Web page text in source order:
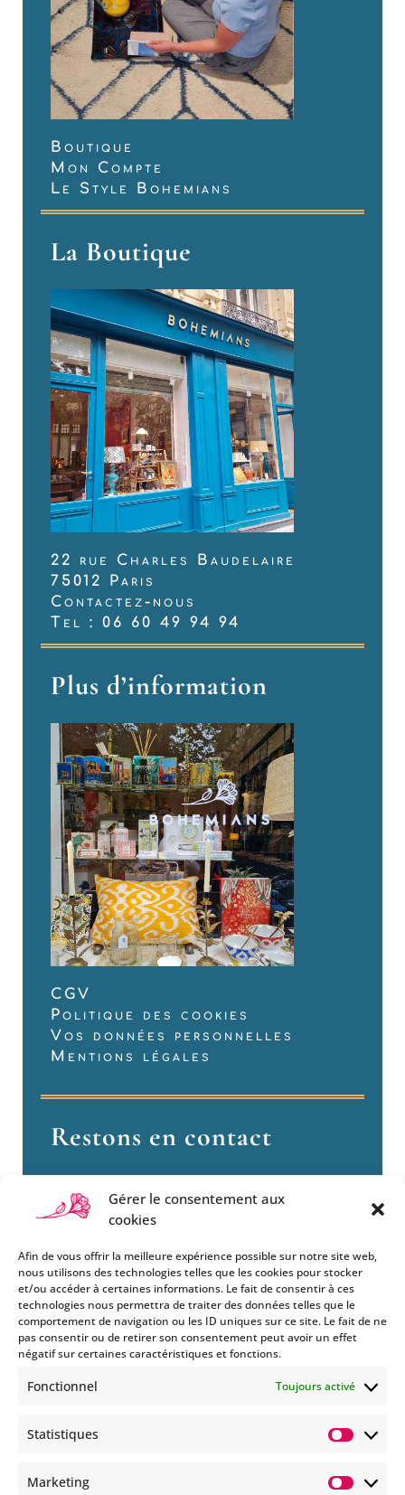
Gérer le consentement aux
cookies
Afin de vous offrir la meilleure expérience possible sur notre site web,
nous utilisons des technologies telles que les cookies pour stocker
et/ou accéder à certaines informations. Le fait de consentir à ces
technologies nous permettra de traiter des données telles que le
comportement de navigation ou les ID uniques sur ce site. Le fait de ne
pas consentir ou de retirer son consentement peut avoir un effet
négatif sur certaines caractéristiques et fonctions.
Fonctionnel Toujours activé
Statistiques
Marketing
Boutique
Mon Compte
Le Style Bohemians
La Boutique
22 rue Charles Baudelaire
75012 Paris
Contactez-nous
Tel : 06 60 49 94 94
Plus d’information
CGV
Politique des cookies
Vos données personnelles
Mentions légales
Restons en contact
Si vous souhaitez être informés
des nouveautés et évènements
que nous organisons
abonnez-vous à notre
de nos MMS.
En savoir plus